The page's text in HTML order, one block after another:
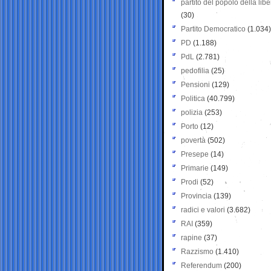
partito del popolo della
(30)
Partito Democratico (1.034)
PD (1.188)
PdL (2.781)
pedofilia (25)
Pensioni (129)
Politica (40.799)
polizia (253)
Porto (12)
povertà (502)
Presepe (14)
Primarie (149)
Prodi (52)
Provincia (139)
radici e valori (3.682)
RAI (359)
rapine (37)
Razzismo (1.410)
Referendum (200)